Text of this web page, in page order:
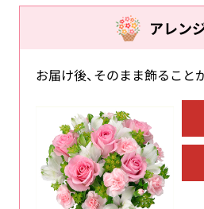
アレン
お届け後、そのまま飾ること